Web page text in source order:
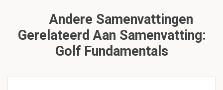
Andere Samenvattingen
Gerelateerd Aan Samenvatting:
Golf Fundamentals